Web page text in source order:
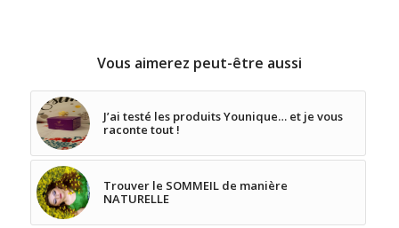
Vous aimerez peut-être aussi
J’ai testé les produits Younique… et je vous
raconte tout !
Trouver le SOMMEIL de manière
NATURELLE